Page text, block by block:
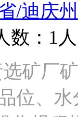
/迪庆州
数：1人
矿厂
位、